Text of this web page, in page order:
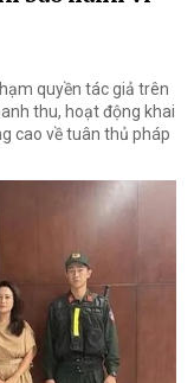
quyền tác giả trên
thu, hoạt động khai
cao về tuân thủ pháp